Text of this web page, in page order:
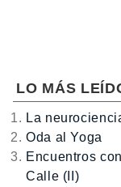
LO MÁS
La
Oda al Yoga
Encuentros
Calle (II)